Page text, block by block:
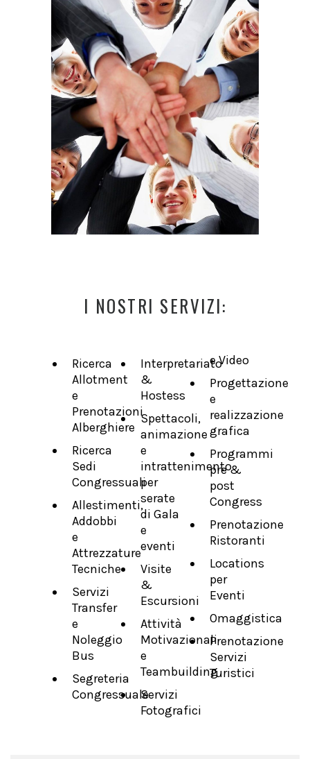
I NOSTRI SERVIZI:
Ricerca
Allotment
e
Prenotazioni
Alberghiere
Ricerca
Sedi
Congressuali
Allestimenti,
Addobbi
e
Attrezzature
Tecniche
Servizi
Transfer
e
Noleggio
Bus
Segreteria
Congressuale
Interpretariato
&
Hostess
Spettacoli,
animazione
e
intrattenimento
per
serate
di Gala
e
eventi
Visite
&
Escursioni
Attività
Motivazionali
e
Teambuilding
Servizi
Fotografici
e Video
Progettazione
e
realizzazione
grafica
Programmi
pre &
post
Congress
Prenotazione
Ristoranti
Locations
per
Eventi
Omaggistica
Prenotazione
Servizi
Turistici